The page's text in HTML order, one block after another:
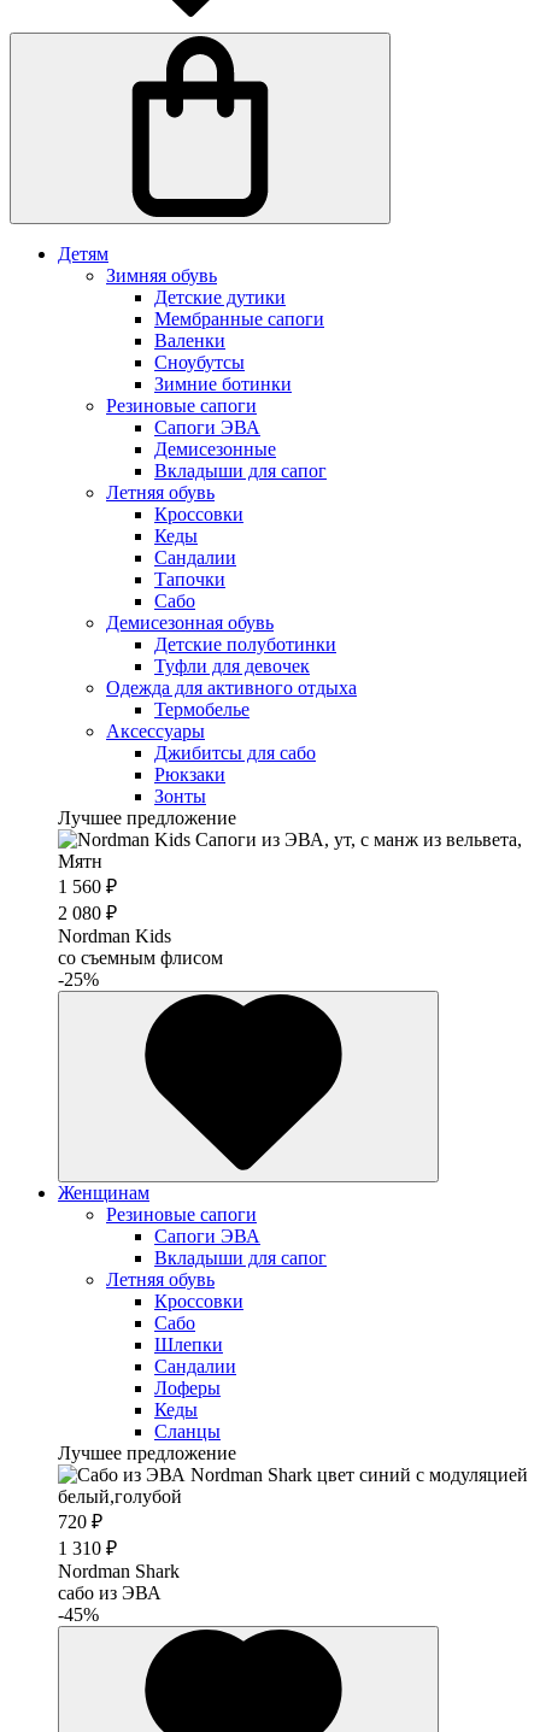
Детям
Зимняя обувь
Детские дутики
Мембранные сапоги
Валенки
Сноубутсы
Зимние ботинки
Резиновые сапоги
Сапоги ЭВА
Демисезонные
Вкладыши для сапог
Летняя обувь
Кроссовки
Кеды
Сандалии
Тапочки
Сабо
Демисезонная обувь
Детские полуботинки
Туфли для девочек
Одежда для активного отдыха
Термобелье
Аксессуары
Джибитсы для сабо
Рюкзаки
Зонты
Лучшее предложение
1 560 ₽
2 080 ₽
Nordman Kids
со съемным флисом
-25%
Женщинам
Резиновые сапоги
Cапоги ЭВА
Вкладыши для сапог
Летняя обувь
Кроссовки
Сабо
Шлепки
Сандалии
Лоферы
Кеды
Сланцы
Лучшее предложение
720 ₽
1 310 ₽
Nordman Shark
cабо из ЭВА
-45%